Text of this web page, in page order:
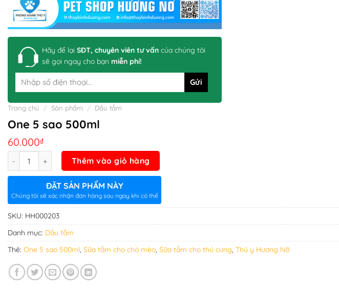
Hãy để lại SĐT, chuyên viên tư vấn của chúng tôi
sẽ gọi ngay cho bạn miễn phí!
Trang chủ / Sản phẩm / Dầu tắm
One 5 sao 500ml
60.000₫
Thêm vào giỏ hàng
ĐẶT SẢN PHẨM NÀY
Chúng tôi sẽ xác nhận đơn hàng sau ngay khi có thể
SKU: HH000203
Danh mục: Dầu tắm
Thẻ: One 5 sao 500ml, Sữa tắm cho chó mèo, Sữa tắm cho thú cưng, Thú y Hương Nỡ